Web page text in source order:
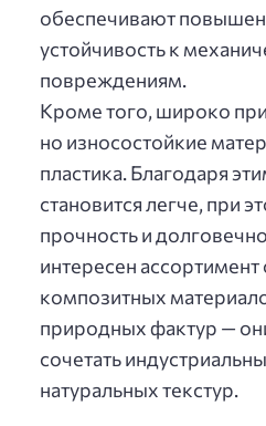
обеспечивают
устойчивость к
повреждениям.
Кроме того, широко
но износостойкие
пластика. Благодаря
становится легче, при
прочность и
интересен
композитных
природных фактур —
сочетать
натуральных текстур.